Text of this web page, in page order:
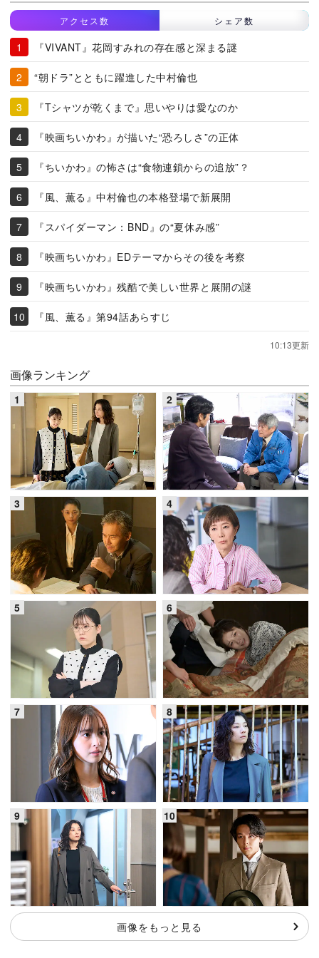
アクセス数 シェア数
『VIVANT』花岡すみれの存在感と深まる謎
“朝ドラ”とともに躍進した中村倫也
『Tシャツが乾くまで』思いやりは愛なのか
『映画ちいかわ』が描いた“恐ろしさ”の正体
『ちいかわ』の怖さは“食物連鎖からの追放”？
『風、薫る』中村倫也の本格登場で新展開
『スパイダーマン：BND』の“夏休み感”
『映画ちいかわ』EDテーマからその後を考察
『映画ちいかわ』残酷で美しい世界と展開の謎
『風、薫る』第94話あらすじ
10:13更新
画像ランキング
画像をもっと見る